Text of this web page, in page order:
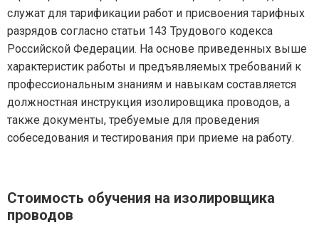
служат для тарификации работ и присвоения тарифных
разрядов согласно статьи 143 Трудового кодекса
Российской Федерации. На основе приведенных выше
характеристик работы и предъявляемых требований к
профессиональным знаниям и навыкам составляется
должностная инструкция изолировщика проводов, а
также документы, требуемые для проведения
собеседования и тестирования при приеме на работу.
Стоимость обучения на изолировщика
проводов